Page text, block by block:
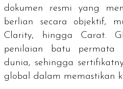
dokumen resmi yang
berlian secara objektif,
Clarity, hingga Carat.
penilaian batu
dunia, sehingga
global dalam memastikan